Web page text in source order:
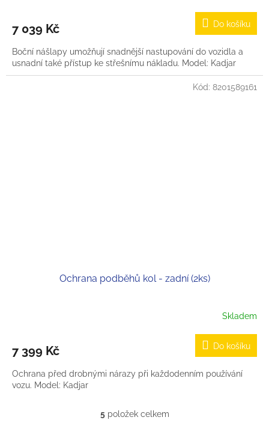
7 039 Kč Do košíku
Boční nášlapy umožňují snadnější nastupování do vozidla a
usnadní také přístup ke střešnímu nákladu. Model: Kadjar
Ochrana podběhů kol - zadní (2ks)
Skladem
7 399 Kč Do košíku
Ochrana před drobnými nárazy při každodenním používání
vozu. Model: Kadjar
Kód: 8201589161
O
5položek celkem